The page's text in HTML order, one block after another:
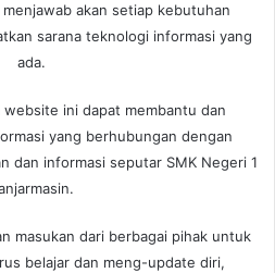
akan setiap kebutuhan
sarana teknologi informasi yang
ada.
website ini dapat membantu dan
yang berhubungan dengan
dan informasi seputar SMK Negeri 1
masukan dari berbagai pihak untuk
belajar dan meng-update diri,